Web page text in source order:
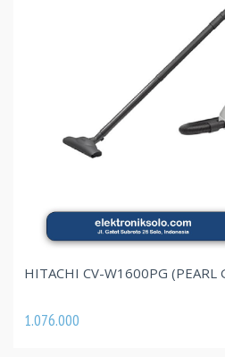
HITACHI CV-W1600PG (PEARL
1.076.000